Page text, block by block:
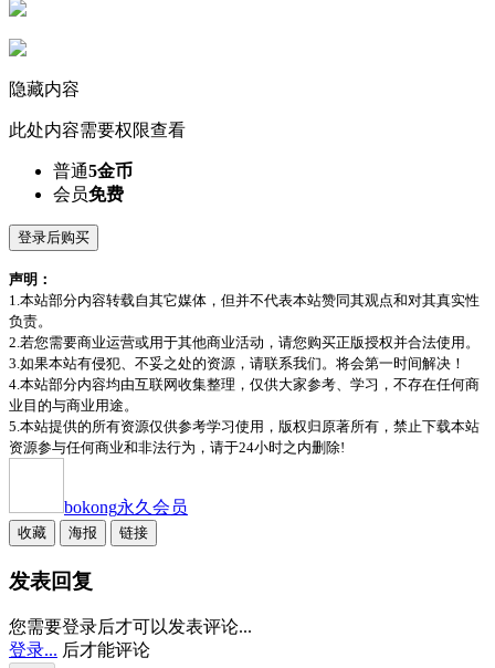
隐藏内容
此处内容需要权限查看
普通5金币
会员免费
登录后购买
声明：
1.本站部分内容转载自其它媒体，但并不代表本站赞同其观点和对其真实性
负责。
2.若您需要商业运营或用于其他商业活动，请您购买正版授权并合法使用。
3.如果本站有侵犯、不妥之处的资源，请联系我们。将会第一时间解决！
4.本站部分内容均由互联网收集整理，仅供大家参考、学习，不存在任何商
业目的与商业用途。
5.本站提供的所有资源仅供参考学习使用，版权归原著所有，禁止下载本站
资源参与任何商业和非法行为，请于24小时之内删除!
bokong永久会员
收藏 海报 链接
发表回复
您需要登录后才可以发表评论...
登录... 后才能评论